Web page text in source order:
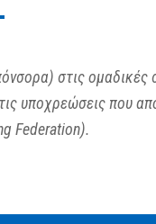
στις ομαδικές
υποχρεώσεις που
Federation).